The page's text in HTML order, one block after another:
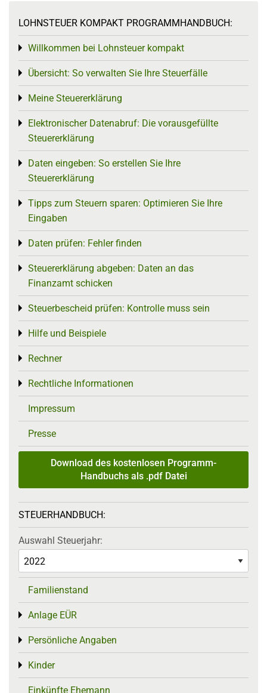
LOHNSTEUER KOMPAKT PROGRAMMHANDBUCH:
Willkommen bei Lohnsteuer kompakt
Toggle menu
Übersicht: So verwalten Sie Ihre Steuerfälle
Toggle menu
Meine Steuererklärung
Toggle menu
Elektronischer Datenabruf: Die vorausgefüllte
Steuererklärung
Toggle menu
Daten eingeben: So erstellen Sie Ihre
Steuererklärung
Toggle menu
Tipps zum Steuern sparen: Optimieren Sie Ihre
Eingaben
Toggle menu
Daten prüfen: Fehler finden
Toggle menu
Steuererklärung abgeben: Daten an das
Finanzamt schicken
Toggle menu
Steuerbescheid prüfen: Kontrolle muss sein
Toggle menu
Hilfe und Beispiele
Toggle menu
Rechner
Toggle menu
Rechtliche Informationen
Toggle menu
Impressum
Presse
Download des kostenlosen Programm-
Handbuchs als .pdf Datei
STEUERHANDBUCH:
Auswahl Steuerjahr:
Familienstand
Anlage EÜR
Toggle menu
Persönliche Angaben
Toggle menu
Kinder
Toggle menu
Einkünfte Ehemann